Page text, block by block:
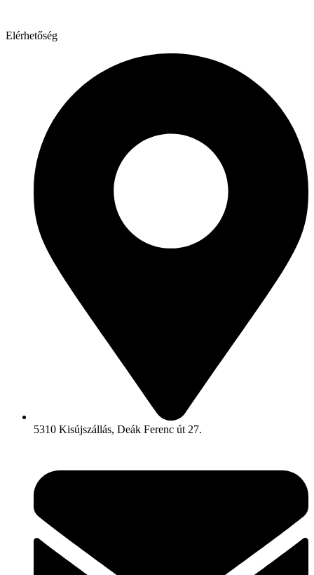
Elérhetőség
5310 Kisújszállás, Deák Ferenc út 27.